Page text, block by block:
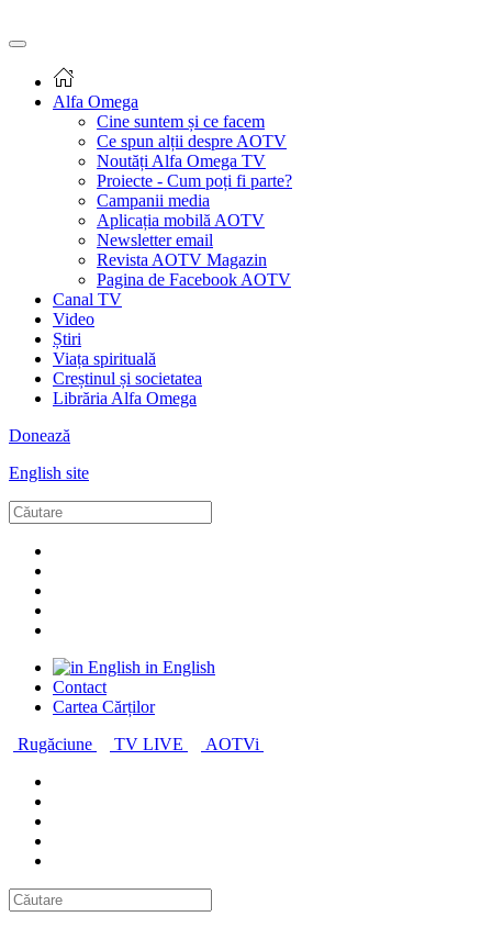
Alfa Omega
Cine suntem și ce facem
Ce spun alții despre AOTV
Noutăți Alfa Omega TV
Proiecte - Cum poți fi parte?
Campanii media
Aplicația mobilă AOTV
Newsletter email
Revista AOTV Magazin
Pagina de Facebook AOTV
Canal TV
Video
Știri
Viața spirituală
Creștinul și societatea
Librăria Alfa Omega
Donează
English site
in English
Contact
Cartea Cărților
Rugăciune
TV LIVE AOTVi